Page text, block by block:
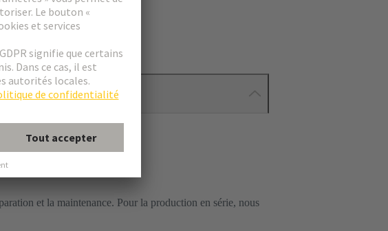
et la maintenance. Pour la production en série, nous